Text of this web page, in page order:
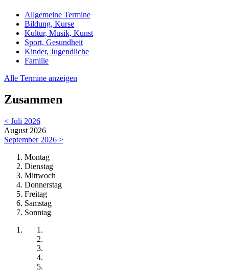
Allgemeine Termine
Bildung, Kurse
Kultur, Musik, Kunst
Sport, Gesundheit
Kinder, Jugendliche
Familie
Alle Termine anzeigen
Zusammen
< Juli 2026
August 2026
September 2026 >
Montag
Dienstag
Mittwoch
Donnerstag
Freitag
Samstag
Sonntag